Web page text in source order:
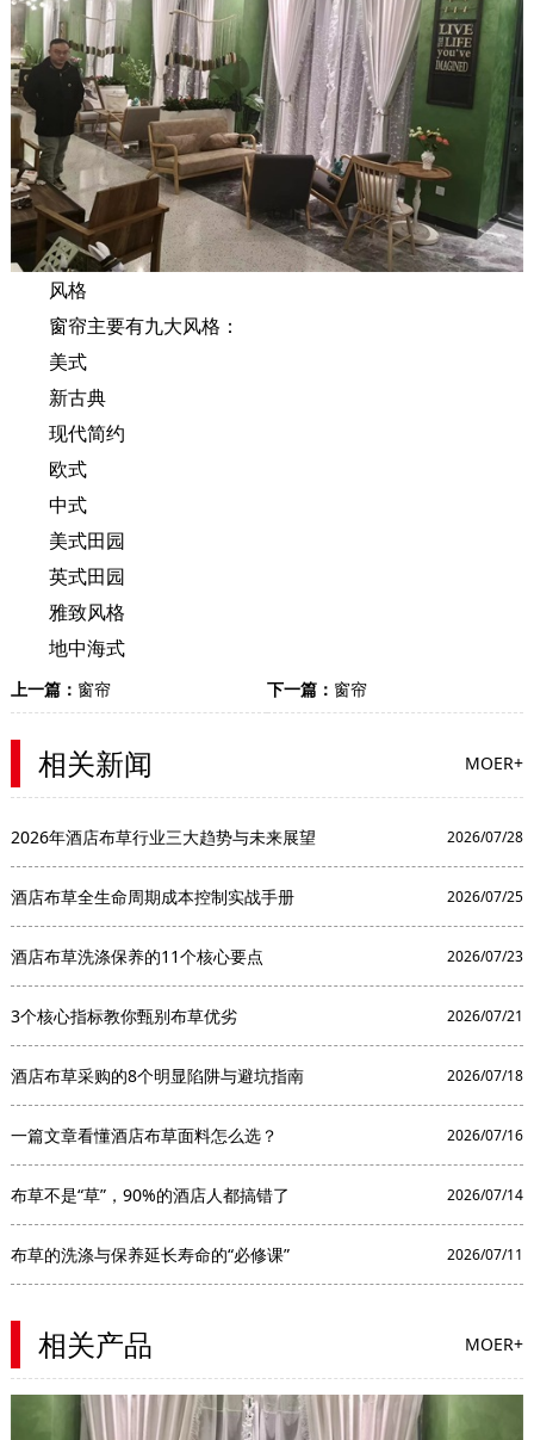
风格
窗帘主要有九大风格：
美式
新古典
现代简约
欧式
中式
美式田园
英式田园
雅致风格
地中海式
上一篇： 窗帘 下一篇： 窗帘
相关新闻 MOER+
2026年酒店布草行业三大趋势与未来展望 2026/07/28
酒店布草全生命周期成本控制实战手册 2026/07/25
酒店布草洗涤保养的11个核心要点 2026/07/23
3个核心指标教你甄别布草优劣 2026/07/21
酒店布草采购的8个明显陷阱与避坑指南 2026/07/18
一篇文章看懂酒店布草面料怎么选？ 2026/07/16
布草不是“草”，90%的酒店人都搞错了 2026/07/14
布草的洗涤与保养延长寿命的“必修课” 2026/07/11
相关产品 MOER+